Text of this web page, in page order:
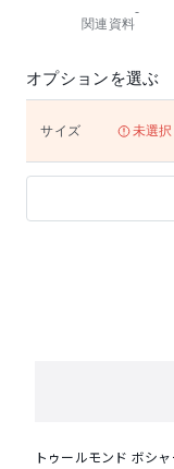
程度
承くだ
お申
梱包
途解
めご
関連資料
-
オプションを選ぶ
サイズ 未選択
トゥールモンド ボシ